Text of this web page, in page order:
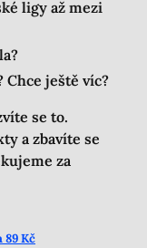
ligy až mezi
Chce ještě víc?
se to.
a zbavíte se
za
89 Kč